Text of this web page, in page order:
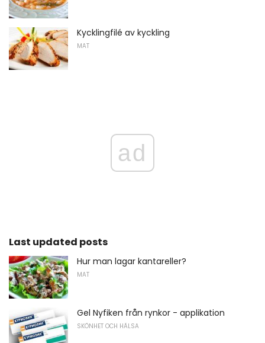
Kycklingfilé av kyckling
MAT
ad
Last updated posts
Hur man lagar kantareller?
MAT
Gel Nyfiken från rynkor - applikation
SKÖNHET OCH HÄLSA